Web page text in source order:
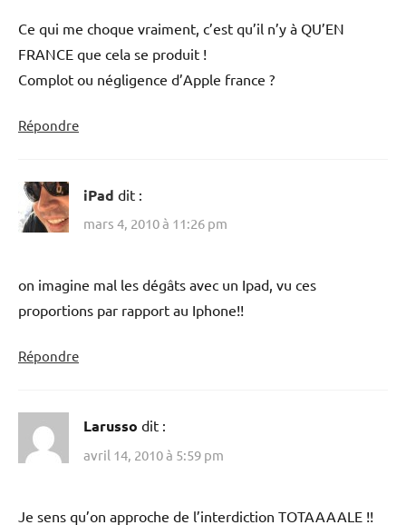
Ce qui me choque vraiment, c’est qu’il n’y à QU’EN
FRANCE que cela se produit !
Complot ou négligence d’Apple france ?
Répondre
iPad dit :
mars 4, 2010 à 11:26 pm
on imagine mal les dégâts avec un Ipad, vu ces
proportions par rapport au Iphone!!
Répondre
Larusso dit :
avril 14, 2010 à 5:59 pm
Je sens qu’on approche de l’interdiction TOTAAAALE !!